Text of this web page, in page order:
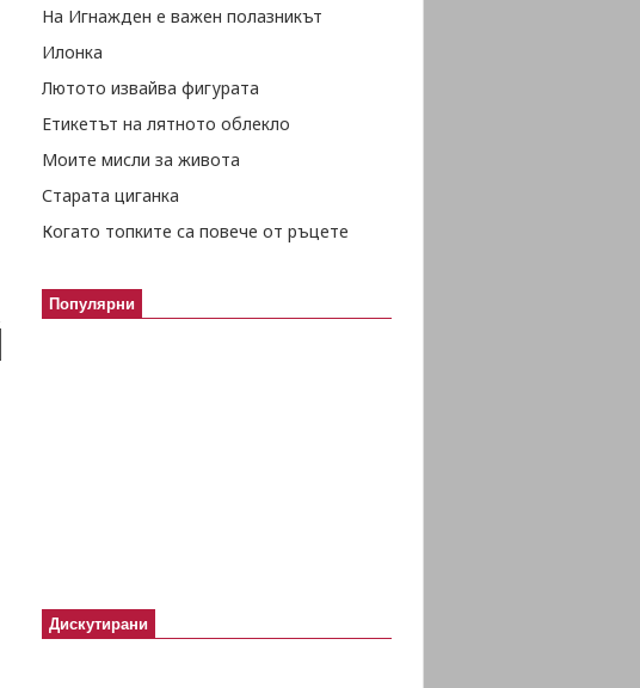
На Игнажден е важен полазникът
Илонка
Лютото извайва фигурата
Етикетът на лятното облекло
Моите мисли за живота
Старата циганка
Когато топките са повече от ръцете
Популярни
Дискутирани